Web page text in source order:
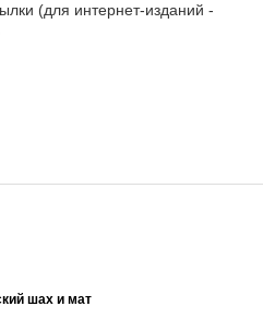
(для интернет-изданий -
шах и мат